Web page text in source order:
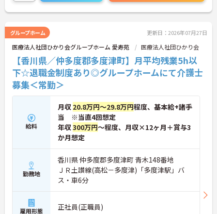
グループホーム 更新日：2026年07月27日
医療法人社団ひかり会グループホーム 愛寿苑 医療法人社団ひかり会
【香川県／仲多度郡多度津町】月平均残業5h以
下☆退職金制度あり◎グループホームにて介護士
募集＜常勤＞
給料
月収 20.8万円～29.8万円程度、基本給+諸手
当 ※当直4回想定
年収300万円～程度、月収×12ヶ月＋賞与3
か月想定
勤務地
香川県 仲多度郡多度津町 青木148番地
ＪＲ土讃線(高松－多度津)「多度津駅」バ
ス・車6分
雇用形態 正社員(正職員)